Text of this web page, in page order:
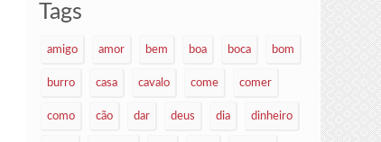
Tags
amigo amor bem boa boca bom
burro casa cavalo come comer
como cão dar deus dia dinheiro